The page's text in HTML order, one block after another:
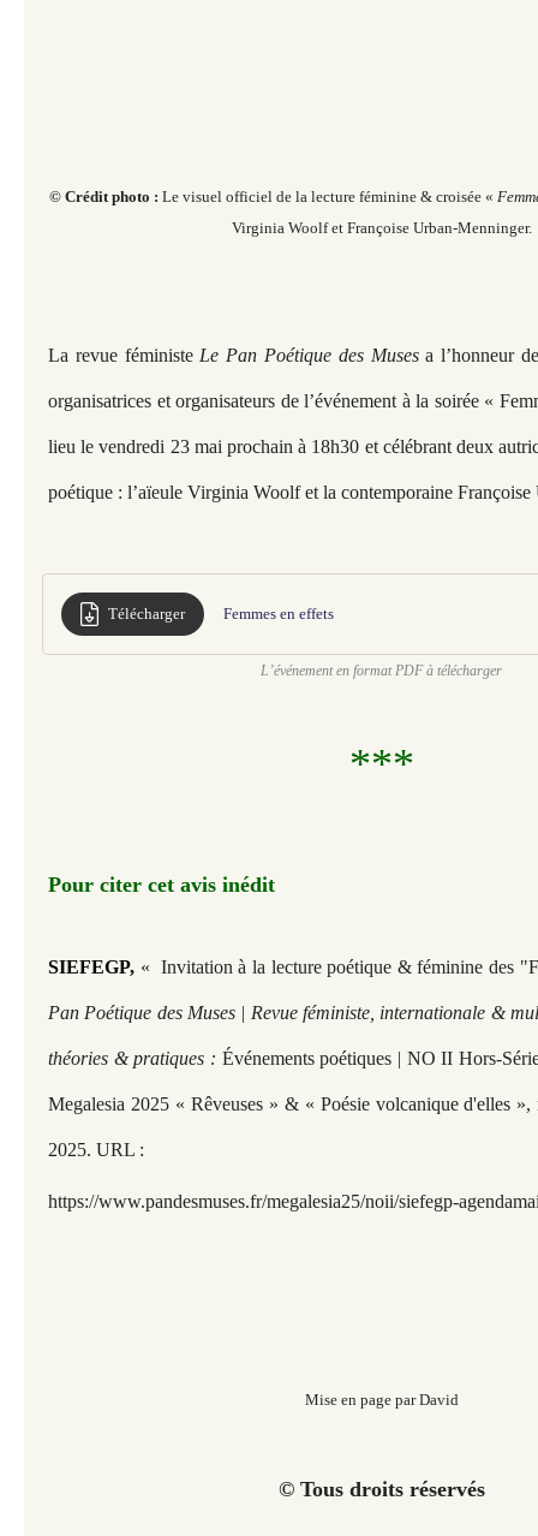
© Crédit photo : Le visuel officiel de la lecture féminine & croisée «
Virginia Woolf et Françoise Urban-Menninger.
La revue féministe Le Pan Poétique des Musesa l’honneur
organisatrices et organisateurs de l’événement à la soirée «
lieu le vendredi 23 mai prochain à 18h30 et célébrant deux
poétique : l’aïeule Virginia Woolf et la contemporaine
Télécharger Femmes en effets
L’événement en format PDF à télécharger
***
Pour citer cet avis inédit
SIEFEGP, « Invitation à la lecture poétique & féminine des
Pan Poétique des Muses | Revue féministe, internationale &
théories & pratiques : Événements poétiques | NO II Hors-
Megalesia 2025 « Rêveuses » & « Poésie volcanique d'elles
2025. URL :
https://www.pandesmuses.fr/megalesia25/noii/siefegp-
Mise en page par David
© Tous droits réservés